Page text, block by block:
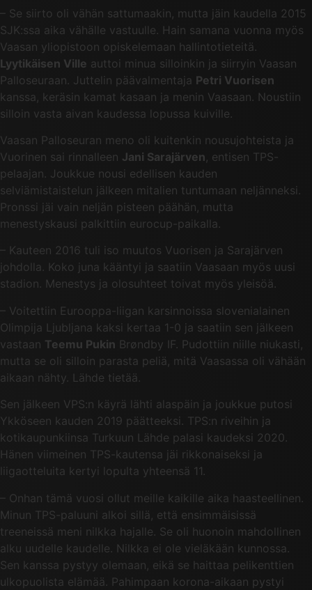
– Se siirto oli vähän sattumaakin, mutta jäin kaudella 2015
SJK:ssa aika vähälle vastuulle. Hain samana vuonna myös
Vaasan yliopistoon opiskelemaan hallintotieteitä.
Lyytikäisen Ville auttoi minua silloinkin ja siirryin Vaasan
Palloseuraan. Juttelin päävalmentaja Petri Vuorisen
kanssa, keräsin kamat kasaan ja menin Vaasaan. Noustiin
silloin vasta aivan kaudessa lopussa kuiville.
Vaasan Palloseuran meno oli kuitenkin nousujohteista ja
Vuorinen sai rinnalleen Jani Sarajärven, entisen TPS-
pelaajan. Joukkue nousi edellisen kauden
selviämistaistelun jälkeen mitalien tuntumaan neljänneksi.
Pronssi jäi vain neljän pisteen päähän, mutta
menestyskausi palkittiin eurocup-paikalla.
– Kauteen 2016 tuli iso muutos Vuorisen ja Sarajärven
johdolla. Koko juna kääntyi ja saatiin Vaasaan myös uusi
stadion. Menestys ja olosuhteet toivat myös yleisöä.
– Voitettiin Eurooppa-liigan karsinnoissa slovenialainen
Olimpija Ljubljana kaksi kertaa 1-0 ja saatiin sen jälkeen
vastaan Teemu Pukin Brøndby IF. Pudottiin niille niukasti,
mutta se oli silloin parasta peliä, mitä Vaasassa oli vähään
aikaan nähty. Lähde tietää.
Sen jälkeen VPS:n käyrä lähti alaspäin ja joukkue putosi
Ykköseen kauden 2019 päätteeksi. TPS:n riveihin ja
kotikaupunkiinsa Turkuun Lähde palasi kaudeksi 2020.
Hänen viimeinen TPS-kautensa jäi rikkonaiseksi ja
liigaotteluita kertyi lopulta yhteensä 11.
– Onhan tämä vuosi ollut meille kaikille aika haasteellinen.
Minun TPS-paluuni alkoi sillä, että ensimmäisissä
treeneissä meni nilkka hajalle. Se oli huonoin mahdollinen
alku uudelle kaudelle. Nilkka ei ole vieläkään kunnossa.
Sen kanssa pystyy olemaan, eikä se haittaa pelikenttien
ulkopuolista elämää. Pahimpaan korona-aikaan pystyi